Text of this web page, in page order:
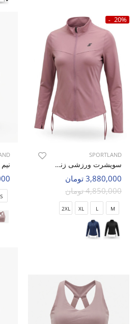
20%
SPORTLAND
سویشرت ورزشی زنانه اسپورتلند Apex Fit W
3,880,000 تومان
4,850,000 تومان
M
L
XL
2XL
S